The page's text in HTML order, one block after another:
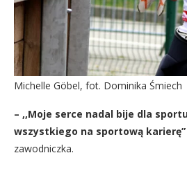
Michelle Göbel, fot. Dominika Śmiech
– ,,Moje serce nadal bije dla
wszystkiego na sportową karierę”
zawodniczka.